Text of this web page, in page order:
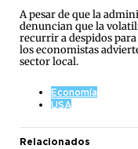
A pesar de que la
denuncian que la
recurrir a despidos
los economistas
sector local.
Economía
USA
Relacionados